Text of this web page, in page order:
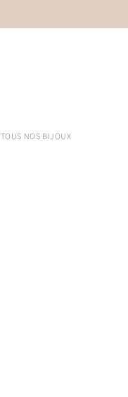
TOUS NOS BIJOUX